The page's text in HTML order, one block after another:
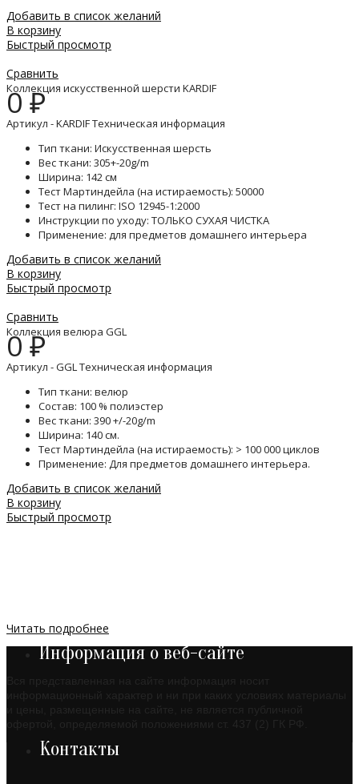
Добавить в список желаний
В корзину
Быстрый просмотр
Сравнить
Коллекция искусственной шерсти KARDIF
0₽
Артикул - KARDIF Техническая информация
Тип ткани: Искусственная шерсть
Вес ткани: 305+-20g/m
Ширина: 142 см
Тест Мартиндейла (на истираемость): 50000
Тест на пилинг: ISO 12945-1:2000
Инструкции по уходу: ТОЛЬКО СУХАЯ ЧИСТКА
Применение: для предметов домашнего интерьера
Добавить в список желаний
В корзину
Быстрый просмотр
Сравнить
Коллекция велюра GGL
0₽
Артикул - GGL Техническая информация
Тип ткани: велюр
Состав: 100 % полиэстер
Вес ткани: 390 +/-20g/m
Ширина: 140 см.
Тест Мартиндейла (на истираемость): > 100 000 циклов
Применение: Для предметов домашнего интерьера.
Добавить в список желаний
В корзину
Быстрый просмотр
Читать подробнее
Информация о веб-сайте
Контакты